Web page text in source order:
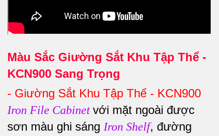
Màu Sắc Giường Sắt Khu Tập Thể -
KCN900 Sang Trọng
- Giường Sắt Khu Tập Thể - KCN900
Iron File Cabinet với mặt ngoài được
sơn màu ghi sáng Iron Shelf, đường